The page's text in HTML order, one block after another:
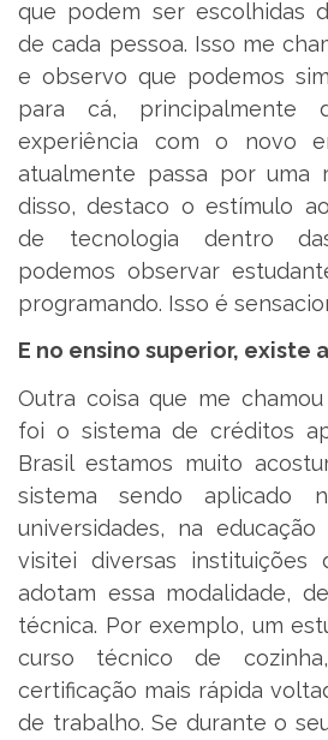
que podem ser escolhidas
de cada pessoa. Isso me
e observo que podemos
para cá, principalmente
experiência com o novo
atualmente passa por uma
disso, destaco o estímulo
de tecnologia dentro
podemos observar
programando. Isso é
E no ensino superior, existe
Outra coisa que me
foi o sistema de créditos
Brasil estamos muito
sistema sendo aplicado
universidades, na educação
visitei diversas instituições
adotam essa modalidade,
técnica. Por exemplo, um
curso técnico de
certificação mais rápida
de trabalho. Se durante o